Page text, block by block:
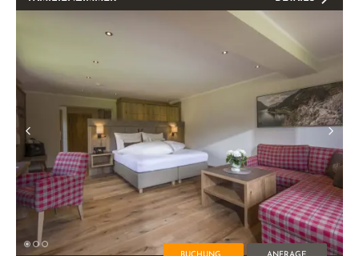
ANFRAGE
Happy Family Südseite II
ca. 40 m² 2-4 Personen
Ab 140,00 €Pro Person inkl. Halbpension
FAMILIENZIMMER DETAILS